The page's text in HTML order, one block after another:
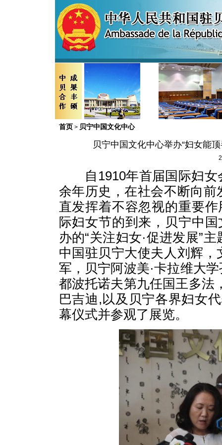
首页 > 贝宁中国文化中心
贝宁中国文化中心举办“妇女能
自1910年首届国际妇女
余年历史，在社会不断向
直发挥着不容忽视的重要
际妇女节的到来，贝宁中
办的“关注妇女·促进发展”
中国驻贝宁大使夫人刘辉
军，贝宁阿波美·卡拉维大
都波托诺夫第九任国王多法
巴吉迪,以及贝宁各界妇女
幕仪式并参观了展览。